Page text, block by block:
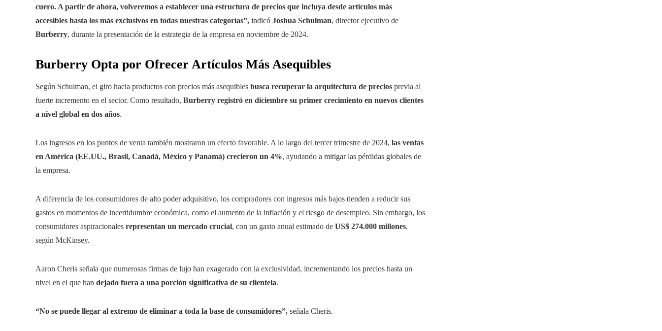
cuero. A partir de ahora, volveremos a establecer una estructura de precios que incluya desde artículos más
accesibles hasta los más exclusivos en todas nuestras categorías”, indicó Joshua Schulman, director ejecutivo de
Burberry, durante la presentación de la estrategia de la empresa en noviembre de 2024.
Burberry Opta por Ofrecer Artículos Más Asequibles
Según Schulman, el giro hacia productos con precios más asequibles busca recuperar la arquitectura de precios previa al
fuerte incremento en el sector. Como resultado, Burberry registró en diciembre su primer crecimiento en nuevos clientes
a nivel global en dos años.
Los ingresos en los puntos de venta también mostraron un efecto favorable. A lo largo del tercer trimestre de 2024, las ventas
en América (EE.UU., Brasil, Canadá, México y Panamá) crecieron un 4%, ayudando a mitigar las pérdidas globales de
la empresa.
A diferencia de los consumidores de alto poder adquisitivo, los compradores con ingresos más bajos tienden a reducir sus
gastos en momentos de incertidumbre económica, como el aumento de la inflación y el riesgo de desempleo. Sin embargo, los
consumidores aspiracionales representan un mercado crucial, con un gasto anual estimado de US$ 274.000 millones,
según McKinsey.
Aaron Cheris señala que numerosas firmas de lujo han exagerado con la exclusividad, incrementando los precios hasta un
nivel en el que han dejado fuera a una porción significativa de su clientela.
“No se puede llegar al extremo de eliminar a toda la base de consumidores”, señala Cheris.